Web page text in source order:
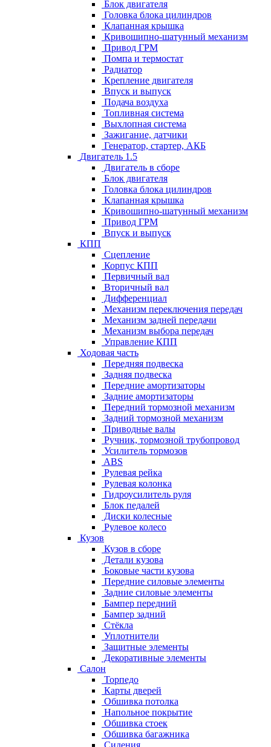
Блок двигателя
Головка блока цилиндров
Клапанная крышка
Кривошипно-шатунный механизм
Привод ГРМ
Помпа и термостат
Радиатор
Крепление двигателя
Впуск и выпуск
Подача воздуха
Топливная система
Выхлопная система
Зажигание, датчики
Генератор, стартер, АКБ
Двигатель 1.5
Двигатель в сборе
Блок двигателя
Головка блока цилиндров
Клапанная крышка
Кривошипно-шатунный механизм
Привод ГРМ
Впуск и выпуск
КПП
Сцепление
Корпус КПП
Первичный вал
Вторичный вал
Дифференциал
Механизм переключения передач
Механизм задней передачи
Механизм выбора передач
Управление КПП
Ходовая часть
Передняя подвеска
Задняя подвеска
Передние амортизаторы
Задние амортизаторы
Передний тормозной механизм
Задний тормозной механизм
Приводные валы
Ручник, тормозной трубопровод
Усилитель тормозов
ABS
Рулевая рейка
Рулевая колонка
Гидроусилитель руля
Блок педалей
Диски колесные
Рулевое колесо
Кузов
Кузов в сборе
Детали кузова
Боковые части кузова
Передние силовые элементы
Задние силовые элементы
Бампер передний
Бампер задний
Стёкла
Уплотнители
Защитные элементы
Декоративные элементы
Салон
Торпедо
Карты дверей
Обшивка потолка
Напольное покрытие
Обшивка стоек
Обшивка багажника
Сидения